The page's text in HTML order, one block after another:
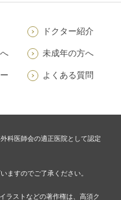
ドクター紹介
未成年の方へ
よくある質問
科医師会の適正医院として認定
ますのでご了承ください。
ラストなどの著作権は、高須ク